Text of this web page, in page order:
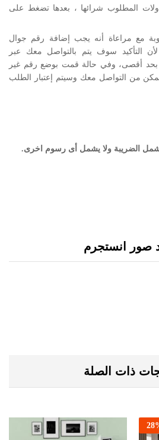
المطلوب شرائها ، بعدها تضغط على
مع مراعاة أنه يجب إضافة رقم جوال
التأكيد سوف يتم بالتواصل معك عبر
خلال 24 ساعة بحد أقصى، وفي حالة قمت بوضع رقم غير
من التواصل معك وسيتم إعتبار الطلب
الضريبة ولا يشمل أى رسوم اخرى.
صور انستجرم
ذات الصلة
28